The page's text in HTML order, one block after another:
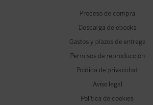
Proceso de compra
Descarga de ebooks
Gastos y plazos de entrega
Permisos de reproducción
Política de privacidad
Aviso legal
Política de cookies